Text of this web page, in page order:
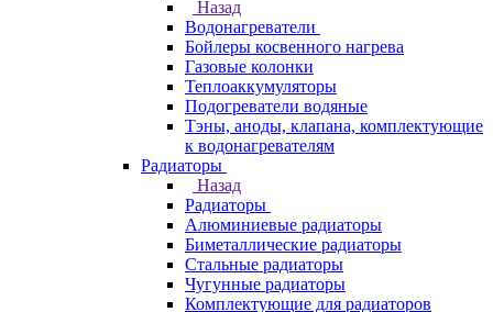
Назад
Водонагреватели
Бойлеры косвенного нагрева
Газовые колонки
Теплоаккумуляторы
Подогреватели водяные
Тэны, аноды, клапана, комплектующие
к водонагревателям
Радиаторы
Назад
Радиаторы
Алюминиевые радиаторы
Биметаллические радиаторы
Стальные радиаторы
Чугунные радиаторы
Комплектующие для радиаторов